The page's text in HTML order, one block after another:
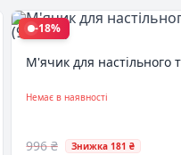
-18%
М'ячик для настільного
Немає в наявності
996 ₴ Знижка 181 ₴